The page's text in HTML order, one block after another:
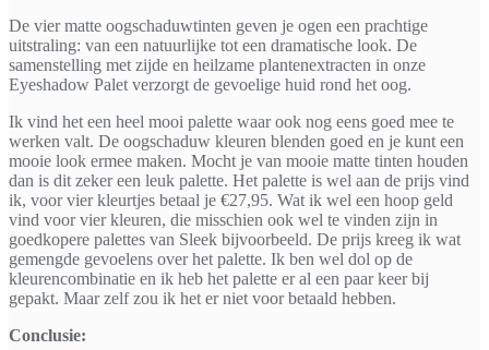
De vier matte oogschaduwtinten geven je ogen een prachtige
uitstraling: van een natuurlijke tot een dramatische look. De
samenstelling met zijde en heilzame plantenextracten in onze
Eyeshadow Palet verzorgt de gevoelige huid rond het oog.
Ik vind het een heel mooi palette waar ook nog eens goed mee te
werken valt. De oogschaduw kleuren blenden goed en je kunt een
mooie look ermee maken. Mocht je van mooie matte tinten houden
dan is dit zeker een leuk palette. Het palette is wel aan de prijs vind
ik, voor vier kleurtjes betaal je €27,95. Wat ik wel een hoop geld
vind voor vier kleuren, die misschien ook wel te vinden zijn in
goedkopere palettes van Sleek bijvoorbeeld. De prijs kreeg ik wat
gemengde gevoelens over het palette. Ik ben wel dol op de
kleurencombinatie en ik heb het palette er al een paar keer bij
gepakt. Maar zelf zou ik het er niet voor betaald hebben.
Conclusie: